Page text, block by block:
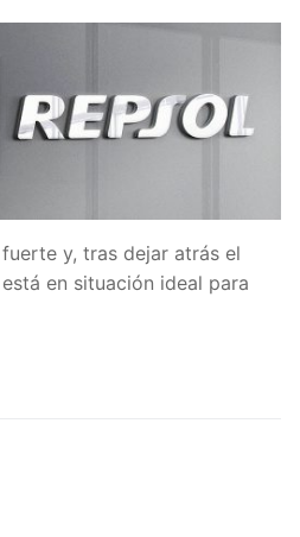
y, tras dejar atrás el
en situación ideal para